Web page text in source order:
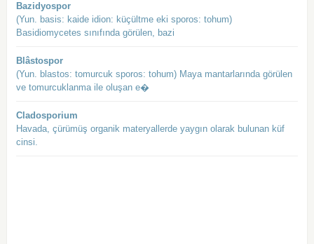
Bazidyospor
(Yun. basis: kaide idion: küçültme eki sporos: tohum)
Basidiomycetes sınıfında görülen, bazi
Blâstospor
(Yun. blastos: tomurcuk sporos: tohum) Maya mantarlarında görülen
ve tomurcuklanma ile oluşan e�
Cladosporium
Havada, çürümüş organik materyallerde yaygın olarak bulunan küf
cinsi.